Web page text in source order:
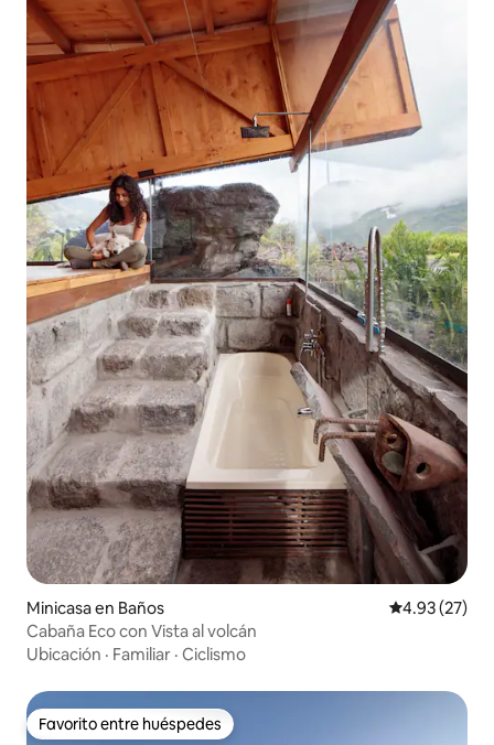
Minicasa en Baños Calificación
4.93 (27)
Cabaña Eco con Vista al volcán
Ubicación · Familiar · Ciclismo
Favorito entre huéspedes
Favorito entre huéspedes